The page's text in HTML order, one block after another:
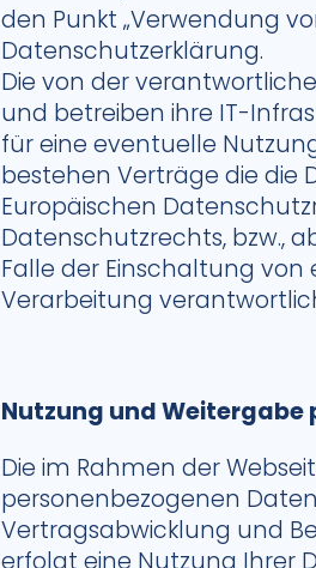
den Punkt „Verwendung
Datenschutzerklärung.
Die von der
und betreiben ihre IT-
für eine eventuelle
bestehen Verträge die die
Europäischen
Datenschutzrechts, bzw.,
Falle der Einschaltung von
Verarbeitung
Nutzung und Weitergabe
Die im Rahmen der
personenbezogenen
Vertragsabwicklung und
erfolgt eine Nutzung Ihrer